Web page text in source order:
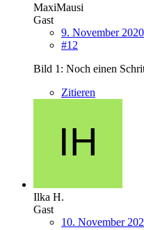
MaxiMausi
Gast
9. November 2020
#12
Bild 1: Noch einen
Zitieren
Ilka H.
Gast
10. November